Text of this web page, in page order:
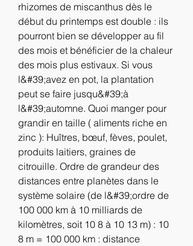
rhizomes de miscanthus dès le
début du printemps est double : ils
pourront bien se développer au fil
des mois et bénéficier de la chaleur
des mois plus estivaux. Si vous
l&#39;avez en pot, la plantation
peut se faire jusqu&#39;à
l&#39;automne. Quoi manger pour
grandir en taille ( aliments riche en
zinc ): Huîtres, bœuf, fèves, poulet,
produits laitiers, graines de
citrouille. Ordre de grandeur des
distances entre planètes dans le
système solaire (de l&#39;ordre de
100 000 km à 10 milliards de
kilomètres, soit 10 8 à 10 13 m) : 10
8 m = 100 000 km : distance